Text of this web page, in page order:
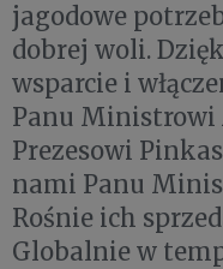
jagodowe
dobrej woli.
wsparcie i
Panu Ministrowi
Prezesowi
nami Panu
Rośnie ich
Globalnie w